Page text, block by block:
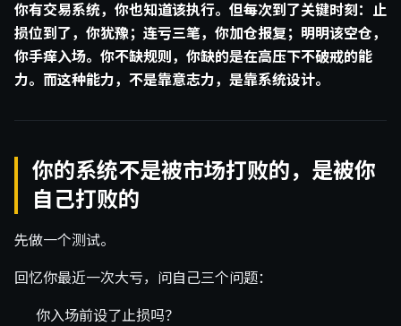
你有交易系统，你也知道该执行。但每次到了关键时刻：止
损位到了，你犹豫；连亏三笔，你加仓报复；明明该空仓，
你手痒入场。你不缺规则，你缺的是在高压下不破戒的能
力。而这种能力，不是靠意志力，是靠系统设计。
你的系统不是被市场打败的，是被你
自己打败的
先做一个测试。
回忆你最近一次大亏，问自己三个问题：
你入场前设了止损吗？